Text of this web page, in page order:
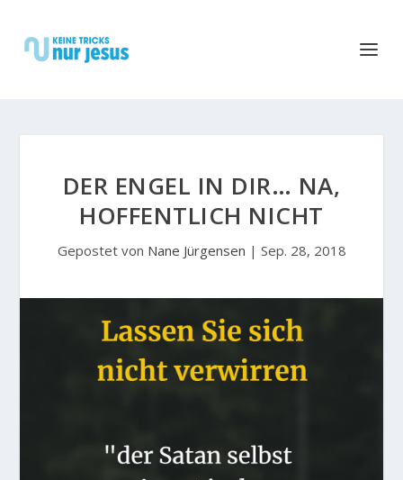
DER ENGEL IN DIR… NA,
HOFFENTLICH NICHT
Gepostet von Nane Jürgensen | Sep. 28, 2018